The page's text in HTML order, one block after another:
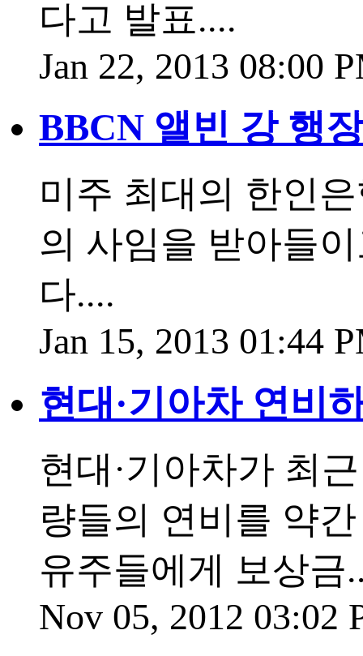
다고 발표....
Jan 22, 2013 08:00
BBCN 앨빈 강 행
미주 최대의 한인
의 사임을 받아들
다....
Jan 15, 2013 01:44
현대·기아차 연비
현대·기아차가 최
량들의 연비를 약
유주들에게 보상금
Nov 05, 2012 03:02